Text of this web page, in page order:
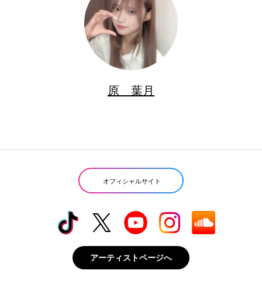
原 葉月
オフィシャルサイト
アーティストページへ